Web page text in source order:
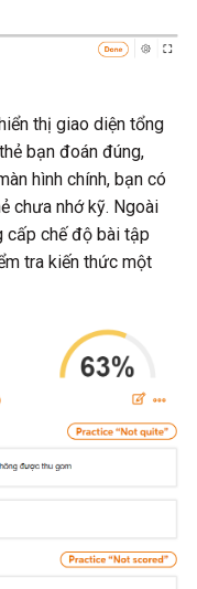
thị giao diện tổng
bạn đoán đúng,
hình chính, bạn có
chưa nhớ kỹ. Ngoài
cấp chế độ bài tập
tra kiến thức một